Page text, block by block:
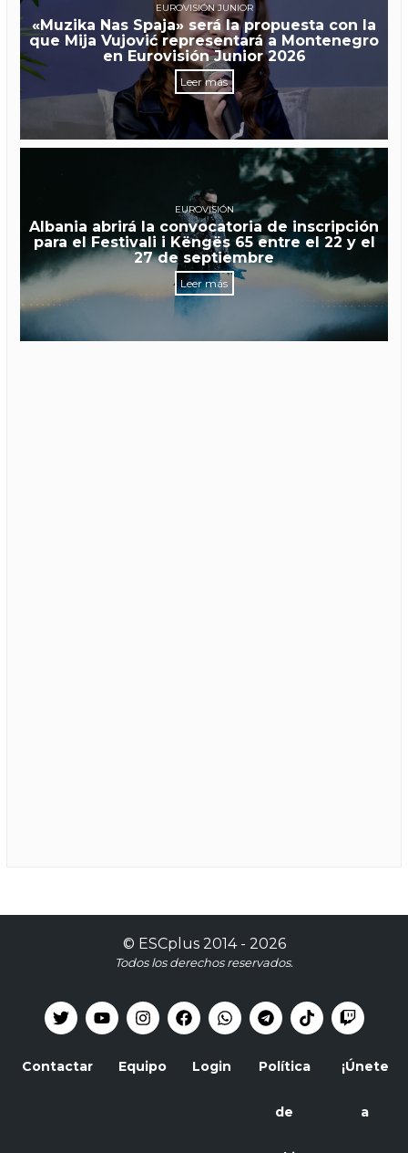
EUROVISIÓN JUNIOR
«Muzika Nas Spaja» será la propuesta con la
que Mija Vujović representará a Montenegro
en Eurovisión Junior 2026
Leer más
EUROVISIÓN
Albania abrirá la convocatoria de inscripción
para el Festivali i Këngës 65 entre el 22 y el
27 de septiembre
Leer más
© ESCplus2014 - 2026
Todos los derechos reservados.
Contactar Equipo Login Política
de
¡Únete
a